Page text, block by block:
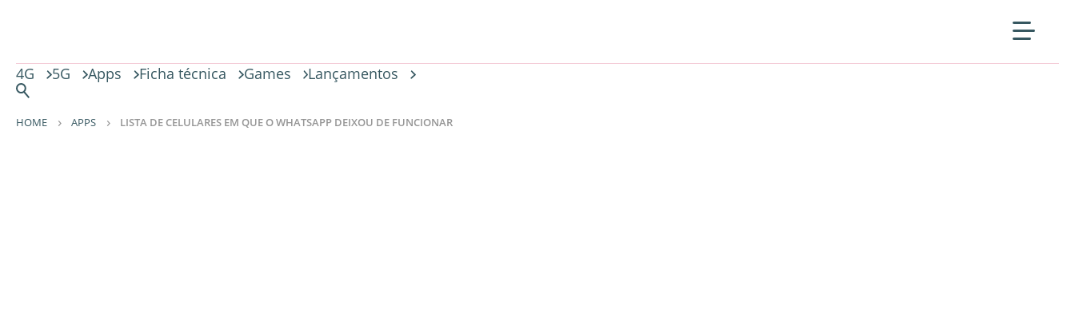
4G 5G Apps Ficha técnica Games Lançamentos
HOME APPS LISTA DE CELULARES EM QUE O WHATSAPP DEIXOU DE FUNCIONAR